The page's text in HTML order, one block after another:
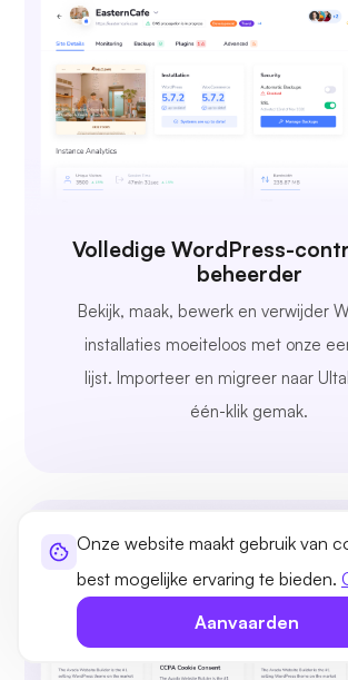
Onze website maakt gebruik van
best mogelijke ervaring te bieden.
Aanvaarden
Volledige WordPress-
beheerder
Bekijk, maak, bewerk en verwijder
installaties moeiteloos met onze
lijst. Importeer en migreer naar
één-klik gemak.